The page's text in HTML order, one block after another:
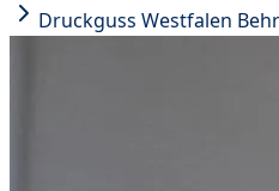
Druckguss Westfalen